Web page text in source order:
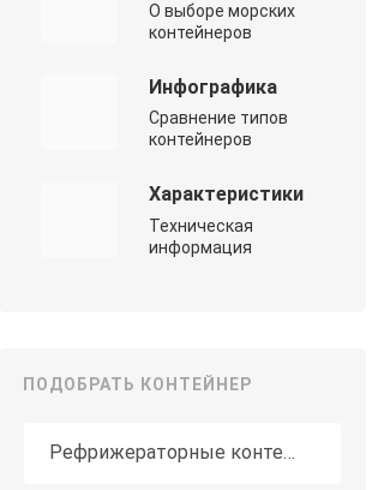
О выборе морских
контейнеров
Инфографика
Сравнение типов
контейнеров
Характеристики
Техническая
информация
ПОДОБРАТЬ КОНТЕЙНЕР